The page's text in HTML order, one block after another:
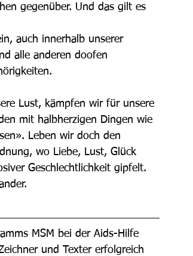
gegenüber. Und das gilt es
auch innerhalb unserer
alle anderen doofen
Lust, kämpfen wir für unsere
mit halbherzigen Dingen wie
Leben wir doch den
wo Liebe, Lust, Glück
Geschlechtlichkeit gipfelt.
MSM bei der Aids-Hilfe
und Texter erfolgreich